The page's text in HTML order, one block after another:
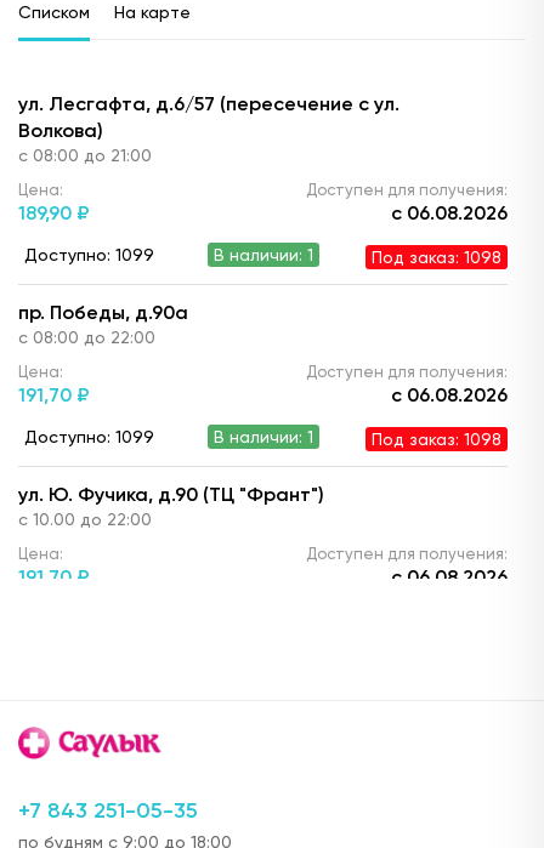
Списком На карте
ул. Лесгафта, д.6/57 (пересечение с ул.
Волкова)
с 08:00 до 21:00
Цена:
189,90 ₽
Доступен для получения:
с 06.08.2026
Доступно: 1099 В наличии: 1 Под заказ: 1098
пр. Победы, д.90а
с 08:00 до 22:00
Цена:
191,70 ₽
Доступен для получения:
с 06.08.2026
Доступно: 1099 В наличии: 1 Под заказ: 1098
ул. Ю. Фучика, д.90 (ТЦ "Франт")
с 10.00 до 22:00
Цена:
191, 70 ₽
Доступен для получения:
с 06.08.2026
Цена:
195, 30 ₽
Доступно: 1099
+7 843 251-05-35
по будням с 9:00 до 18:00